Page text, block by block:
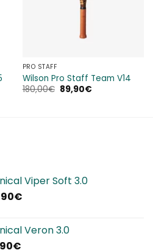
PRO STAFF
Wilson Pro Staff Team V14
180,00€ Il
prezzo
89,90€Il
Viper Soft 3.0
€Il
è:
Veron 3.0
€Il